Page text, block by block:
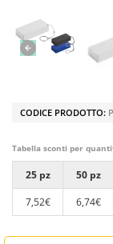
CODICE PRODOTTO:
Tabella sconti per
25 pz 50 pz
7,52€
6,74€